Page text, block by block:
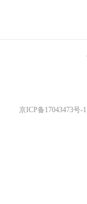
京ICP备17043473号-1